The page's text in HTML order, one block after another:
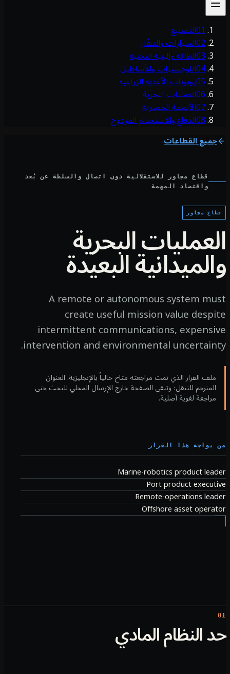
01التصنيع
02السيارات والتنقّل
03الطاقة والبنية التحتية
04اللوجستيات والأساطيل
05روبوتات الأغذية الزراعية
06العمليات البحرية
07الأنظمة الحضرية
08الدفاع والاستخدام المزدوج
جميع القطاعات
قطاع مجاور للاستقلالية دون اتصال والسلطة عن بُعد
واقتصاد المهمة
مجاور
البحرية
البعيدة
A remote or autonomous system
create useful mission value
intermittent communications,
intervention and environmental
ملف القرار الذي تمت مراجعته متاح حالياً بالإنجليزية. العنوان
المترجم للتنقل؛ وتبقى الصفحة خارج الإرسال المحلي للبحث حتى
مراجعة لغوية أصلية.
يواجه هذا القرار
Marine-robotics product
Port product
Remote-operations
Offshore asset
النظام المادي